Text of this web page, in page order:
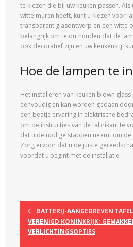
te kiezen die bij uw keuken passen.
witte muren heeft, kunt u kiezen voor
transparant glasontwerp en een witte
belangrijk om te onthouden dat de
ook decoratief zijn en uw keukenstijl
Hoe de lampen te
Het installeren van keuken blown
eenvoudig en kan worden gedaan
een beetje ervaring in elektrische
om de instructies van de fabrikant te
dat u de nodige stappen neemt om
Zorg ervoor dat u de juiste
voordat u begint met de installatie.
BATTERIJ-AANGEDREVEN
VERENIGD KONINKRIJK:
VERLICHTINGSOPTIES